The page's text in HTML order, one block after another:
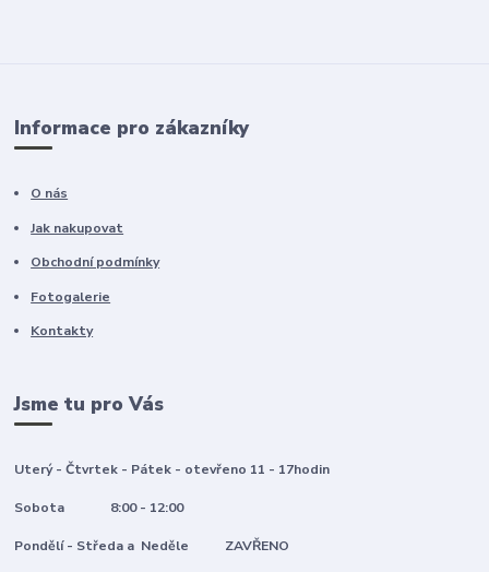
Informace pro zákazníky
O nás
Jak nakupovat
Obchodní podmínky
Fotogalerie
Kontakty
Jsme tu pro Vás
Uterý - Čtvrtek - Pátek - otevřeno 11 - 17hodin
Sobota 8:00 - 12:00
Pondělí - Středa a Neděle ZAVŘENO